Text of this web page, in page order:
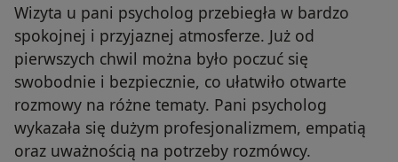
Wizyta u pani psycholog przebiegła w bardzo
spokojnej i przyjaznej atmosferze. Już od
pierwszych chwil można było poczuć się
swobodnie i bezpiecznie, co ułatwiło otwarte
rozmowy na różne tematy. Pani psycholog
wykazała się dużym profesjonalizmem, empatią
oraz uważnością na potrzeby rozmówcy.